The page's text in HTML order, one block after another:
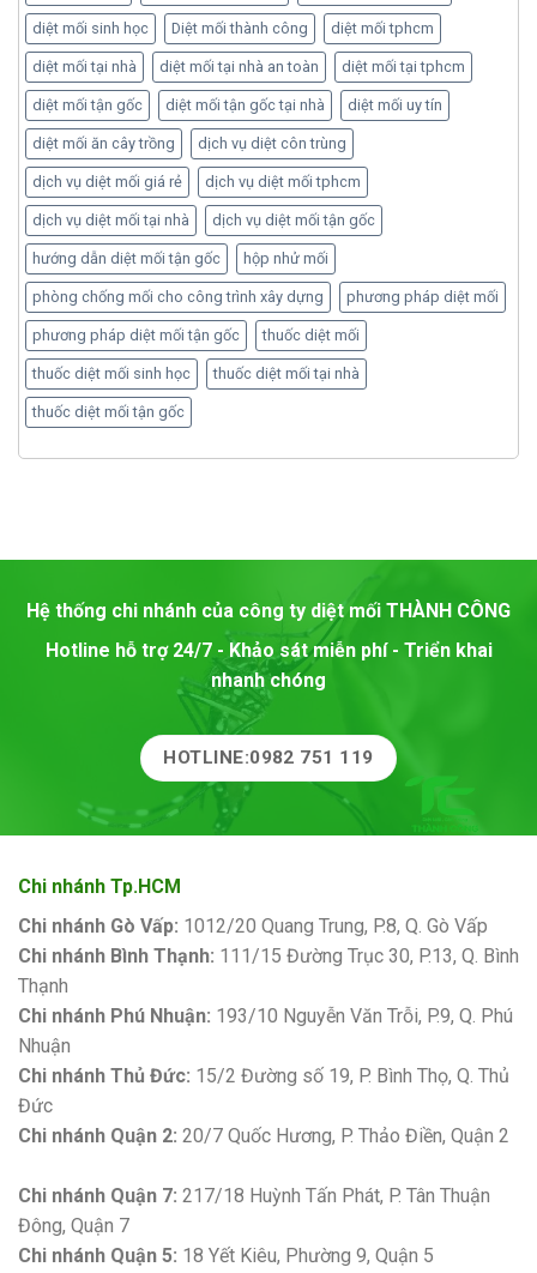
diệt mối sinh học Diệt mối thành công diệt mối tphcm
diệt mối tại nhà diệt mối tại nhà an toàn diệt mối tại tphcm
diệt mối tận gốc diệt mối tận gốc tại nhà diệt mối uy tín
diệt mối ăn cây trồng dịch vụ diệt côn trùng
dịch vụ diệt mối giá rẻ dịch vụ diệt mối tphcm
dịch vụ diệt mối tại nhà dịch vụ diệt mối tận gốc
hướng dẫn diệt mối tận gốc hộp nhử mối
phòng chống mối cho công trình xây dựng phương pháp diệt mối
phương pháp diệt mối tận gốc thuốc diệt mối
thuốc diệt mối sinh học thuốc diệt mối tại nhà
thuốc diệt mối tận gốc
Hệ thống chi nhánh của công ty diệt mối THÀNH CÔNG
Hotline hỗ trợ 24/7 - Khảo sát miễn phí - Triển khai
nhanh chóng
HOTLINE:0982 751 119
Chi nhánh Tp.HCM
Chi nhánh Gò Vấp: 1012/20 Quang Trung, P.8, Q. Gò Vấp
Chi nhánh Bình Thạnh: 111/15 Đường Trục 30, P.13, Q. Bình
Thạnh
Chi nhánh Phú Nhuận: 193/10 Nguyễn Văn Trỗi, P.9, Q. Phú
Nhuận
Chi nhánh Thủ Đức: 15/2 Đường số 19, P. Bình Thọ, Q. Thủ
Đức
Chi nhánh Quận 2: 20/7 Quốc Hương, P. Thảo Điền, Quận 2
Chi nhánh Quận 7: 217/18 Huỳnh Tấn Phát, P. Tân Thuận
Đông, Quận 7
Chi nhánh Quận 5: 18 Yết Kiêu, Phường 9, Quận 5